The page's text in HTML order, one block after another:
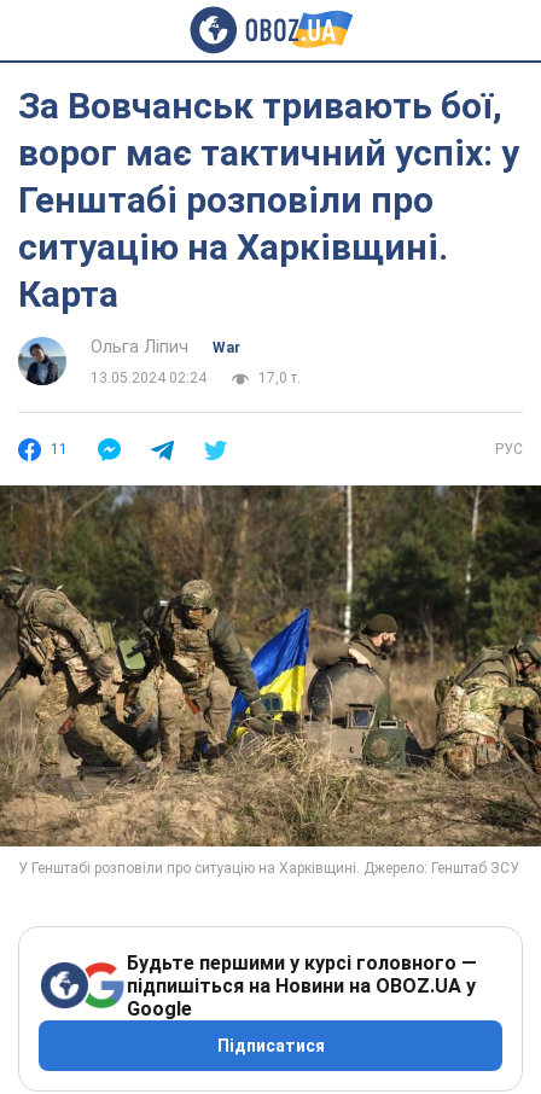
За Вовчанськ тривають бої,
ворог має тактичний успіх: у
Генштабі розповіли про
ситуацію на Харківщині.
Карта
Ольга Ліпич
War
13.05.2024 02:24
17,0 т.
11 РУС
Будьте першими у курсі головного —
підпишіться на Новини на OBOZ.UA у
Google
Підписатися